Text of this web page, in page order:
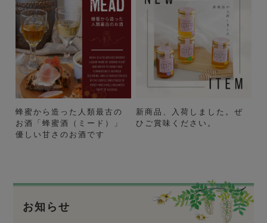
蜂蜜から造った人類最古の
お酒「蜂蜜酒（ミード）」
優しい甘さのお酒です
新商品、入荷しました。ぜ
ひご賞味ください。
お知らせ